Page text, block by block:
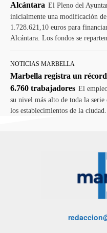
Alcántara El Pleno del
inicialmente una modificación
1.728.621,10 euros para
Alcántara. Los fondos se
NOTICIAS MARBELLA
Marbella registra un
6.760 trabajadores El
su nivel más alto de toda la
los establecimientos de la